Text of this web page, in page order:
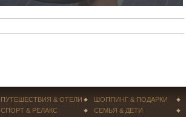
ПУТЕШЕСТВИЯ & ОТЕЛИ
СПОРТ & РЕЛАКС
ШОППИНГ & ПОДАРКИ
СЕМЬЯ & ДЕТИ